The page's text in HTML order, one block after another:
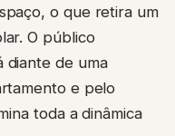
o que retira um
O público
diante de uma
e pelo
toda a dinâmica